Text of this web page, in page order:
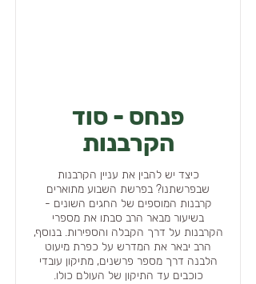
פנחס - סוד
הקרבנות
כיצד יש להבין את עניין הקרבנות
שבפרשתנו? בפרשת השבוע מתוארים
קרבנות המוספים של החגים השונים -
בשיעור מבאר הרב סבתו את מספרי
הקרבנות על דרך הקבלה והספירות. בנוסף,
הרב יבאר את המדרש על כפרת מיעוט
הלבנה דרך מספר פרשנים, מתיקון עובדי
כוכבים עד התיקון של העולם כולו.